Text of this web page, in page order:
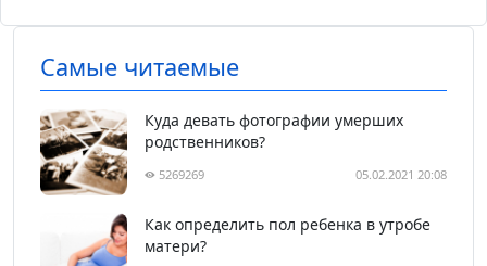
Самые читаемые
Куда девать фотографии умерших
родственников?
5269269 05.02.2021 20:08
Как определить пол ребенка в утробе
матери?